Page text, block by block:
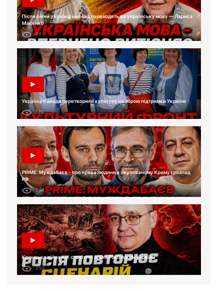
Після війни українці масово переходять на українську мову — Лариса
Масенко
86
Українці Канади перетворили культуру на зброю підтримки України
170
PRIME: Муждабаєв - про права людини в окупованому Криму і розпад
РФ
244
Кримська війна XIX століття і війна Росії проти України
250